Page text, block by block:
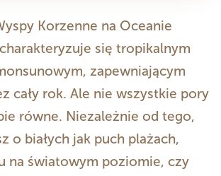
Korzenne na Oceanie
się tropikalnym
zapewniającym
cały rok. Ale nie wszystkie pory
równe. Niezależnie od tego,
o białych jak puch plażach,
na światowym poziomie, czy